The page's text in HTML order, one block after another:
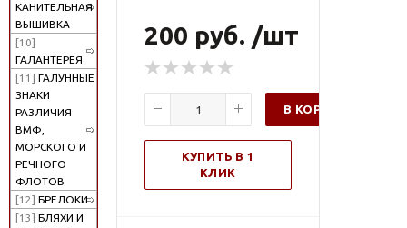
КАНИТЕЛЬНАЯ
ВЫШИВКА
[10]
ГАЛАНТЕРЕЯ
[11] ГАЛУННЫЕ
ЗНАКИ
РАЗЛИЧИЯ
ВМФ,
МОРСКОГО И
РЕЧНОГО
ФЛОТОВ
[12] БРЕЛОКИ
[13] БЛЯХИ И
200 руб. /шт
В КОРЗИНУ
КУПИТЬ В 1
КЛИК